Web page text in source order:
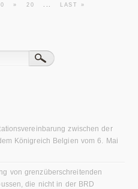
» 20 ... LAST »
zwischen der
Königreich Belgien vom 6. Mai
von grenzüberschreitenden
die nicht in der BRD